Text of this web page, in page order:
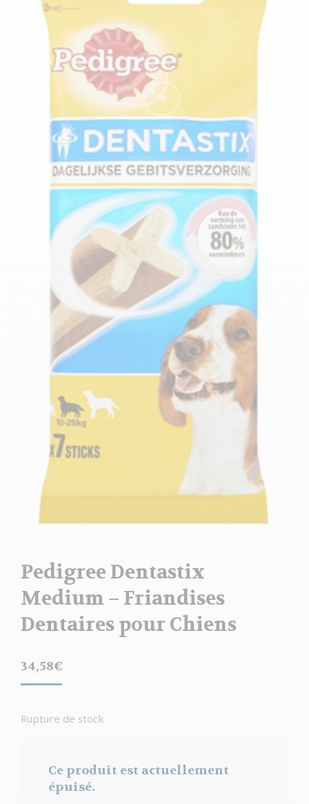
Pedigree Dentastix
Medium – Friandises
Dentaires pour Chiens
34,58€
Rupture de stock
Ce produit est actuellement
épuisé.